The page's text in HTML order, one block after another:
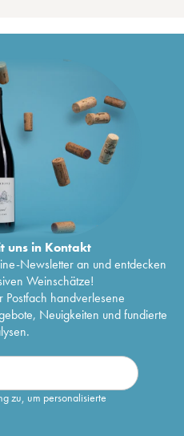
uns in Kontakt
Newsletter an und entdecken
Weinschätze!
Postfach handverlesene
Neuigkeiten und fundierte
zu, um personalisierte